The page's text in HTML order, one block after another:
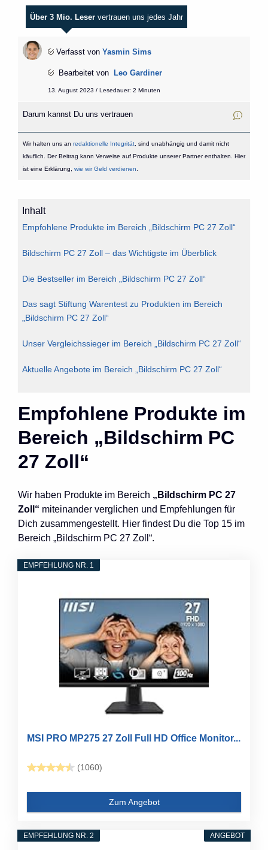
Über 3 Mio. Leser vertrauen uns jedes Jahr
Verfasst von Yasmin Sims
Bearbeitet von Leo Gardiner
13. August 2023 / Lesedauer: 2 Minuten
Darum kannst Du uns vertrauen
Wir halten uns an redaktionelle Integrität, sind unabhängig und damit nicht
käuflich. Der Beitrag kann Verweise auf Produkte unserer Partner enthalten. Hier
ist eine Erklärung, wie wir Geld verdienen
Inhalt
Empfohlene Produkte im Bereich „Bildschirm PC 27 Zoll“
Bildschirm PC 27 Zoll – das Wichtigste im Überblick
Die Bestseller im Bereich „Bildschirm PC 27 Zoll“
Das sagt Stiftung Warentest zu Produkten im Bereich
„Bildschirm PC 27 Zoll“
Unser Vergleichssieger im Bereich „Bildschirm PC 27 Zoll“
Aktuelle Angebote im Bereich „Bildschirm PC 27 Zoll“
Empfohlene Produkte im
Bereich „Bildschirm PC
27 Zoll“
Wir haben Produkte im Bereich „Bildschirm PC 27
Zoll“ miteinander verglichen und Empfehlungen für
Dich zusammengestellt. Hier findest Du die Top 15 im
Bereich „Bildschirm PC 27 Zoll“.
EMPFEHLUNG NR. 1
MSI PRO MP275 27 Zoll Full HD Office Monitor...
(1060)
Zum Angebot
ANGEBOT
EMPFEHLUNG NR. 2